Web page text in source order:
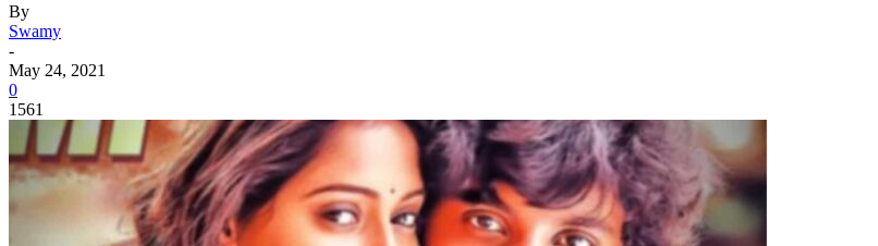
By
Swamy
-
May 24, 2021
0
1561